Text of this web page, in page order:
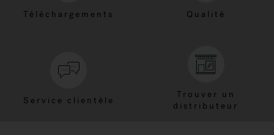
Téléchargements Qualité
Service clientèle
Trouver un
distributeur